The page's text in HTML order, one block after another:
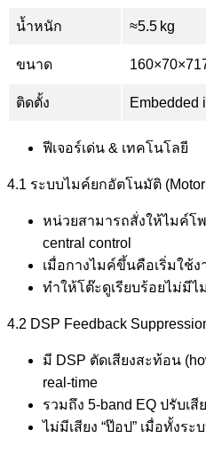
น้ำหนัก ≈5.5 kg
ขนาด
ติดตั้ง Embedded
ฟีเจอร์เด่น & เทคโนโลยี
4.1 ระบบไมค์ยกอัตโนมัติ
หน่วยสามารถสั่งให้ไมค์โ
central control
เมื่อกางไมค์ขึ้นคือเริ่มใช้ง
ทำให้โต๊ะดูเรียบร้อยไม่มีไ
4.2 DSP Feedback
มี DSP ตัดเสียงสะท้อน
real-time
รวมถึง 5-band EQ ปรับเ
ไม่มีเสียง “ป๊อป” เมื่อทั้งระ